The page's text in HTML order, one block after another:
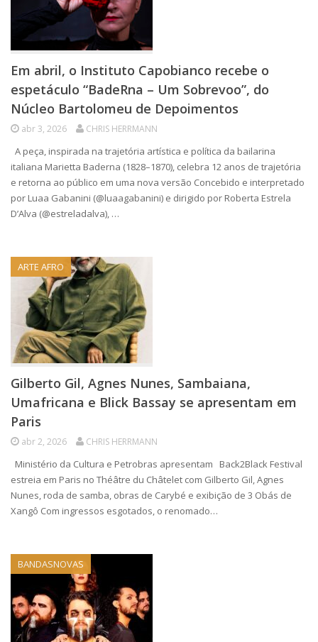
Em abril, o Instituto Capobianco recebe o
espetáculo “BadeRna – Um Sobrevoo”, do
Núcleo Bartolomeu de Depoimentos
abr 3, 2026 CHRIS HERRMANN
A peça, inspirada na trajetória artística e política da bailarina
italiana Marietta Baderna (1828–1870), celebra 12 anos de trajetória
e retorna ao público em uma nova versão Concebido e interpretado
por Luaa Gabanini (@luaagabanini) e dirigido por Roberta Estrela
D’Alva (@estreladalva), …
ARTE AFRO
Gilberto Gil, Agnes Nunes, Sambaiana,
Umafricana e Blick Bassay se apresentam em
Paris
abr 2, 2026 CHRIS HERRMANN
Ministério da Cultura e Petrobras apresentam Back2Black Festival
estreia em Paris no Théâtre du Châtelet com Gilberto Gil, Agnes
Nunes, roda de samba, obras de Carybé e exibição de 3 Obás de
Xangô Com ingressos esgotados, o renomado…
BANDASNOVAS